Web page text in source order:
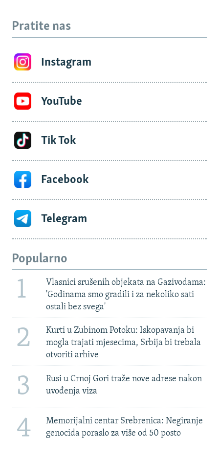
Pratite nas
Instagram
YouTube
Tik Tok
Facebook
Telegram
Popularno
1
Vlasnici srušenih objekata na Gazivodama:
'Godinama smo gradili i za nekoliko sati
ostali bez svega'
2
Kurti u Zubinom Potoku: Iskopavanja bi
mogla trajati mjesecima, Srbija bi trebala
otvoriti arhive
3
Rusi u Crnoj Gori traže nove adrese nakon
uvođenja viza
4
Memorijalni centar Srebrenica: Negiranje
genocida poraslo za više od 50 posto